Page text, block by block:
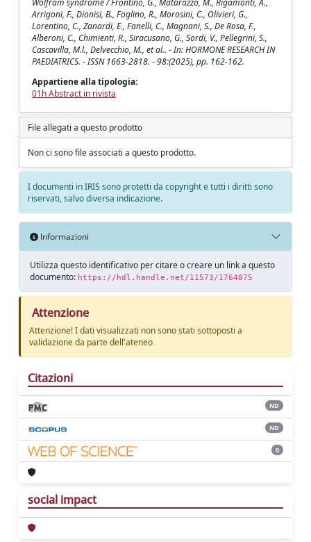
Wolfram syndrome / Frontino, G., Matarazzo, M., Rigamonti, A.,
Arrigoni, F., Dionisi, B., Foglino, R., Morosini, C., Olivieri, G.,
Lorentino, C., Zanardi, E., Fanelli, C., Magnani, S., De Rosa, F.,
Alberoni, C., Chimienti, R., Siracusano, G., Sordi, V., Pellegrini, S.,
Cascavilla, M.l., Delvecchio, M., et al.. - In: HORMONE RESEARCH IN
PAEDIATRICS. - ISSN 1663-2818. - 98:(2025), pp. 162-162.
Appartiene alla tipologia:
01h Abstract in rivista
File allegati a questo prodotto
Non ci sono file associati a questo prodotto.
I documenti in IRIS sono protetti da copyright e tutti i diritti sono
riservati, salvo diversa indicazione.
Informazioni
Utilizza questo identificativo per citare o creare un link a questo
documento: https://hdl.handle.net/11573/1764075
Attenzione
Attenzione! I dati visualizzati non sono stati sottoposti a
validazione da parte dell'ateneo
Citazioni
ND
ND
0
social impact